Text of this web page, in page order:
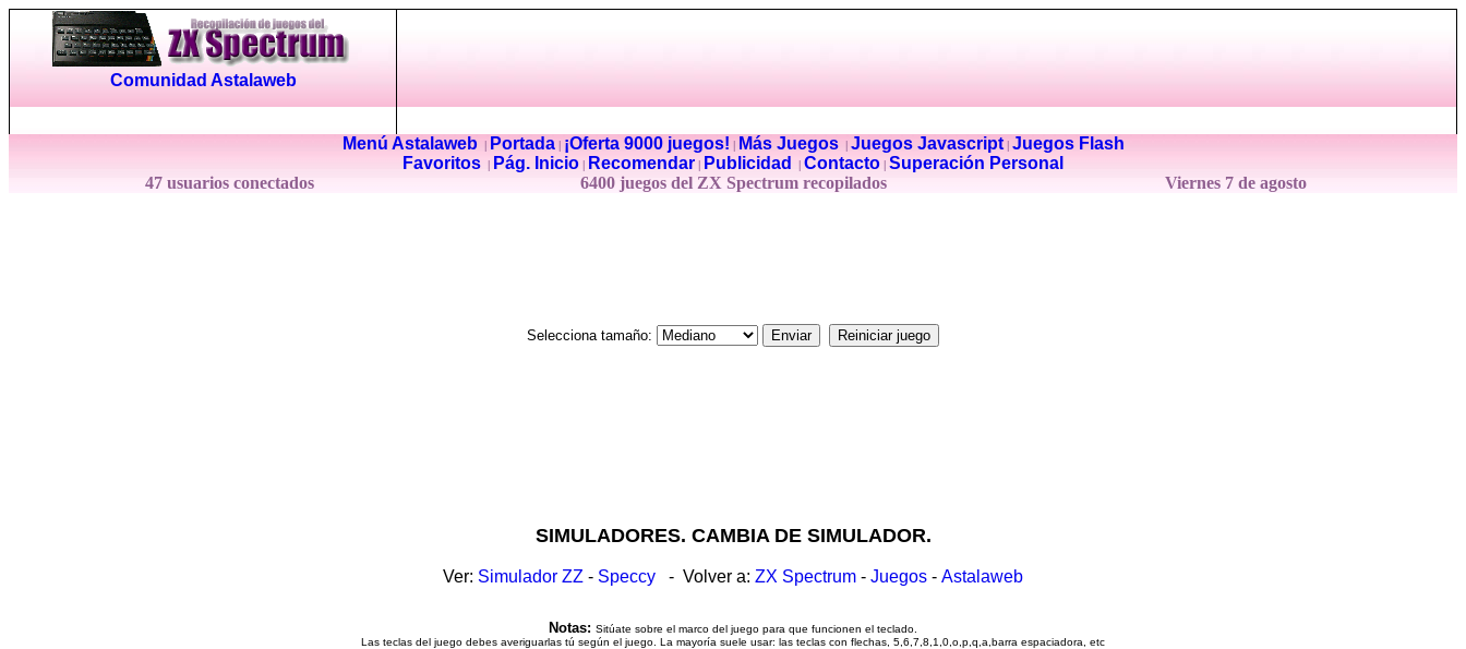
Comunidad Astalaweb
Menú Astalaweb| Portada| ¡Oferta 9000 juegos! Más Juegos| Juegos Javascript| Juegos Flash
Favoritos
Pág. Inicio Recomendar Publicidad Contacto Superación Personal
47 usuarios conectados
6400 juegos del ZX Spectrum recopilados Viernes 7 de agosto
Selecciona tamaño:
SIMULADORES. CAMBIA DE SIMULADOR.
Ver: Simulador ZZ - Speccy - Volver a: ZX Spectrum - Juegos - Astalaweb
Notas: Sitúate sobre el marco del juego para que funcionen el teclado.
Las teclas del juego debes averiguarlas tú según el juego. La mayoría suele usar: las teclas con flechas, 5,6,7,8,1,0,o,p,q,a,barra espaciadora, etc